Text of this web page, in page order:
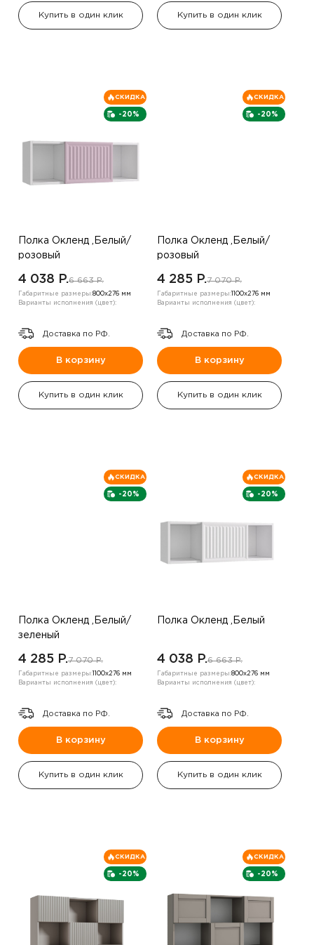
Купить в один клик Купить в один клик
-20%
СКИДКА
Полка Окленд ,Белый/
розовый
4 038 P.6 663 P.
Габаритные размеры:800х276 мм
Варианты исполнения (цвет):
Доставка по РФ.
В корзину
Купить в один клик
-20%
СКИДКА
Полка Окленд ,Белый/
розовый
4 285 P.7 070 P.
Габаритные размеры: 1100х276 мм
Варианты исполнения (цвет):
Доставка по РФ.
В корзину
Купить в один клик
-20%
СКИДКА
Полка Окленд ,Белый/
зеленый
4 285 P.7 070 P.
Габаритные размеры: 1100х276 мм
Варианты исполнения (цвет):
Доставка по РФ.
В корзину
Купить в один клик
-20%
СКИДКА
Полка Окленд ,Белый
4 038 P.6 663 P.
Габаритные размеры:800х276 мм
Варианты исполнения (цвет):
Доставка по РФ.
В корзину
Купить в один клик
-20%
СКИДКА
-20%
СКИДКА